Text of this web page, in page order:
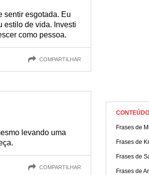
sentir esgotada. Eu
estilo de vida. Investi
como pessoa.
COMPARTILHAR
levando uma
COMPARTILHAR
Frases de
Frases de
Frases de
Frases de